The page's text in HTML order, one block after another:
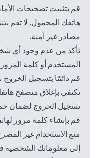
قم بتثبيت تصحيحات
هاتفك المحمول. لا تقم
مصادر غير آمنة.
تأكد من عدم وجود أي
المستخدم أو كلمة
قم دائمًا بتسجيل الخروج
تكتفي بإغلاق متصفح
تسجيل الخروج لضمان
قم بإنشاء كلمة مرور
منع الاستخدام غير
إلى معلوماتك